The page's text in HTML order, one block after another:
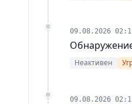
09.08.2026
Неактивен
09.08.2026